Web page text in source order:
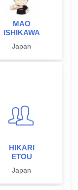
MAO
ISHIKAWA
Japan
HIKARI
ETOU
Japan